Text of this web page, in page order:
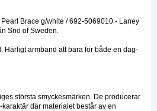
Brace g/white / 692-5069010 - Laney
Snö of Sweden.
Härligt armband att bära för både en dag-
största smyckesmärken. De producerar
där materialet består av en